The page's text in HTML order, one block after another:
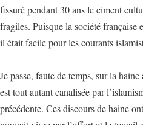
fissuré pendant 30 ans le ciment
fragiles. Puisque la société française
il était facile pour les courants
Je passe, faute de temps, sur la
est tout autant canalisée par
précédente. Ces discours de haine